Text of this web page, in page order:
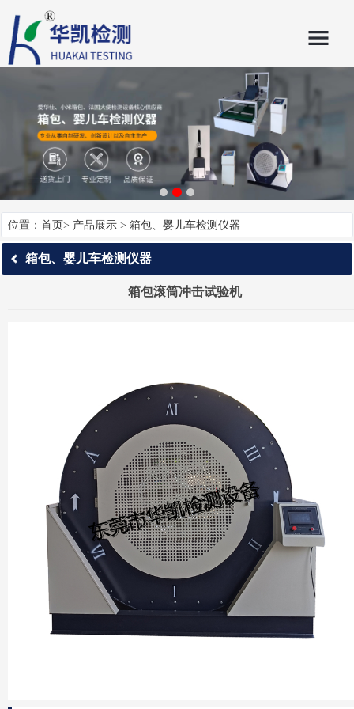
位置： 首页> 产品展示 > 箱包、婴儿车检测仪器
箱包、婴儿车检测仪器
箱包滚筒冲击试验机